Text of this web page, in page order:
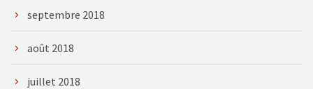
septembre 2018
août 2018
juillet 2018